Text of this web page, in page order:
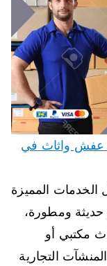
50993766 تغليف عفش واثاث في
الخدمات المميزة
ومطورة،
مكتبي أو
التجارية